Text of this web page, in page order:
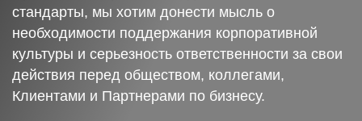
стандарты, мы хотим донести мысль о
необходимости поддержания корпоративной
культуры и серьезность ответственности за свои
действия перед обществом, коллегами,
Клиентами и Партнерами по бизнесу.